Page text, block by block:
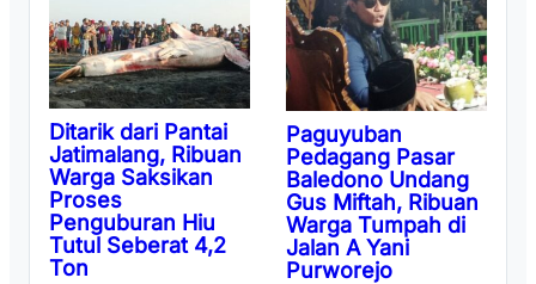
Ditarik dari Pantai
Jatimalang, Ribuan
Warga Saksikan
Proses
Penguburan Hiu
Tutul Seberat 4,2
Ton
Paguyuban
Pedagang Pasar
Baledono Undang
Gus Miftah, Ribuan
Warga Tumpah di
Jalan A Yani
Purworejo